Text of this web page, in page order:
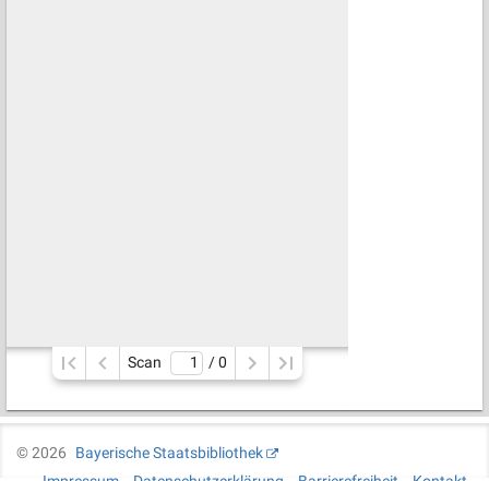
Scan / 0
©2026
Bayerische Staatsbibliothek